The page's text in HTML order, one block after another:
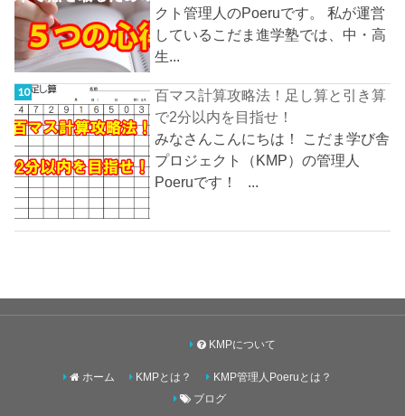
クト管理人のPoeruです。 私が運営
しているこだま進学塾では、中・高
生...
百マス計算攻略法！足し算と引き算
で2分以内を目指せ！
みなさんこんにちは！ こだま学び舎
プロジェクト（KMP）の管理人
Poeruです！ ...
ホーム
KMPについて
KMPとは？
KMP管理人Poeruとは？
ブログ